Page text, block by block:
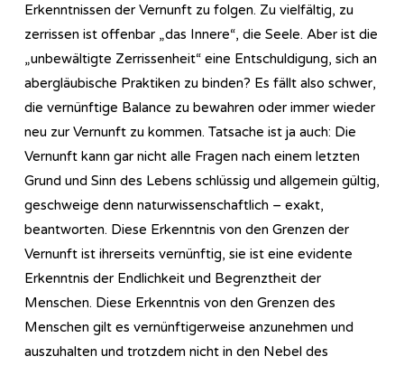
Erkenntnissen der Vernunft zu folgen. Zu vielfältig, zu
zerrissen ist offenbar „das Innere“, die Seele. Aber ist die
„unbewältigte Zerrissenheit“ eine Entschuldigung, sich an
abergläubische Praktiken zu binden? Es fällt also schwer,
die vernünftige Balance zu bewahren oder immer wieder
neu zur Vernunft zu kommen. Tatsache ist ja auch: Die
Vernunft kann gar nicht alle Fragen nach einem letzten
Grund und Sinn des Lebens schlüssig und allgemein gültig,
geschweige denn naturwissenschaftlich – exakt,
beantworten. Diese Erkenntnis von den Grenzen der
Vernunft ist ihrerseits vernünftig, sie ist eine evidente
Erkenntnis der Endlichkeit und Begrenztheit der
Menschen. Diese Erkenntnis von den Grenzen des
Menschen gilt es vernünftigerweise anzunehmen und
auszuhalten und trotzdem nicht in den Nebel des